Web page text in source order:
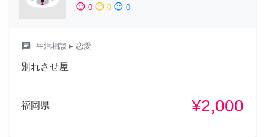
sentiment_satisfied 0 sentiment_neutral 0 sentiment_dissatisfied 0
chat 生活相談 ▸ 恋愛
別れさせ屋
福岡県 ¥2,000